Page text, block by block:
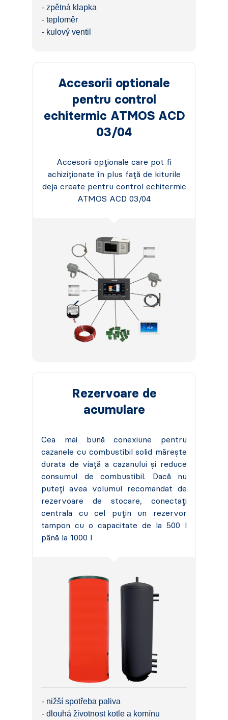
zpětná klapka
teploměr
kulový ventil
Accesorii optionale
pentru control
echitermic ATMOS ACD
03/04
Accesorii opționale care pot fi
achiziționate în plus față de kiturile
deja create pentru control echitermic
ATMOS ACD 03/04
Rezervoare de
acumulare
Cea mai bună conexiune pentru
cazanele cu combustibil solid mărește
durata de viață a cazanului și reduce
consumul de combustibil. Dacă nu
puteți avea volumul recomandat de
rezervoare de stocare, conectați
centrala cu cel puțin un rezervor
tampon cu o capacitate de la 500 l
până la 1000 l
nižší spotřeba paliva
dlouhá životnost kotle a komínu